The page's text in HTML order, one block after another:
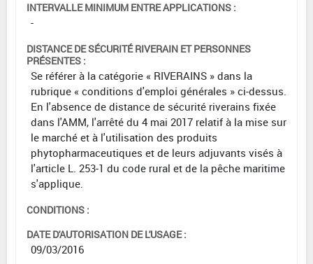
INTERVALLE MINIMUM ENTRE APPLICATIONS :
-
DISTANCE DE SÉCURITÉ RIVERAIN ET PERSONNES
PRÉSENTES :
Se référer à la catégorie « RIVERAINS » dans la
rubrique « conditions d'emploi générales » ci-dessus.
En l'absence de distance de sécurité riverains fixée
dans l'AMM, l'arrêté du 4 mai 2017 relatif à la mise sur
le marché et à l'utilisation des produits
phytopharmaceutiques et de leurs adjuvants visés à
l'article L. 253-1 du code rural et de la pêche maritime
s'applique.
CONDITIONS :
DATE D'AUTORISATION DE L'USAGE :
09/03/2016